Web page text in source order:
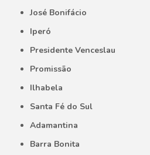
José Bonifácio
Iperó
Presidente Venceslau
Promissão
Ilhabela
Santa Fé do Sul
Adamantina
Barra Bonita